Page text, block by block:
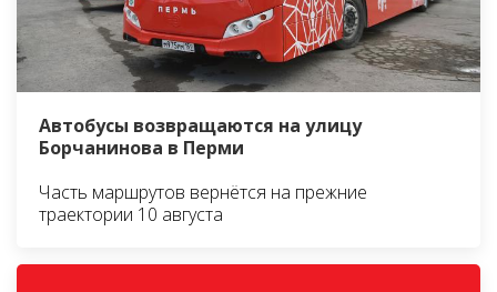
Автобусы возвращаются на улицу
Борчанинова в Перми
Часть маршрутов вернётся на прежние
траектории 10 августа